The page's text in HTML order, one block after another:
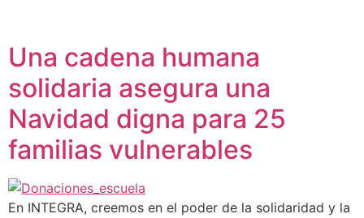
Una cadena humana
solidaria asegura una
Navidad digna para 25
familias vulnerables
En INTEGRA, creemos en el poder de la solidaridad y la